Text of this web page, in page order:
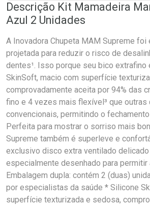
Descrição Kit Mamadeira
Azul 2 Unidades
A Inovadora Chupeta MAM Supreme
projetada para reduzir o risco de
dentes¹. Isso porque seu bico extrafino
SkinSoft, macio com superfície
comprovadamente aceita por 94% das
fino e 4 vezes mais flexível³ que outras
convencionais, permitindo o
Perfeita para mostrar o sorriso mais
Supreme também é superleve e
exclusivo disco extra ventilado delicado
especialmente desenhado para permitir
Embalagem dupla: contém 2 (duas)
por especialistas da saúde * Silicone
superfície texturizada e sedosa,